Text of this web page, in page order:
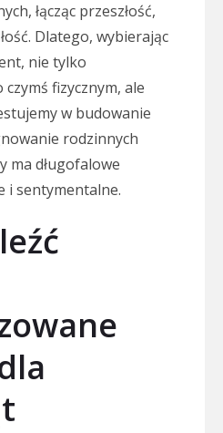
łącząc przeszłość,
Dlatego, wybierając
nie tylko
fizycznym, ale
w budowanie
rodzinnych
ma długofalowe
i sentymentalne.